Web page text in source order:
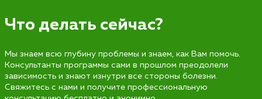
Что делать сейчас?
Мы знаем всю глубину проблемы и знаем, как Вам помочь.
Консультанты программы сами в прошлом преодолели
зависимость и знают изнутри все стороны болезни.
Свяжитесь с нами и получите профессиональную